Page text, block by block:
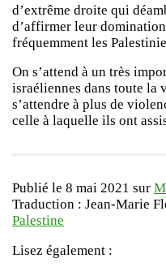
d’extrême droite qui
d’affirmer leur
fréquemment les
On s’attend à un très
israéliennes dans toute la
s’attendre à plus de
celle à laquelle ils ont
Publié le 8 mai 2021 sur
Traduction : Jean-Marie
Palestine
Lisez également :